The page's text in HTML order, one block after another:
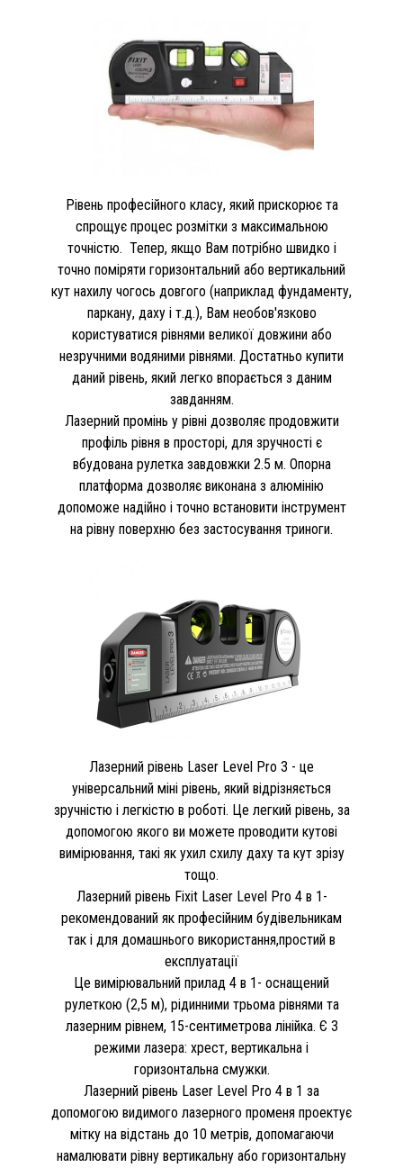
Рівень професійного класу, який прискорює та
спрощує процес розмітки з максимальною
точністю. Тепер, якщо Вам потрібно швидко і
точно поміряти горизонтальний або вертикальний
кут нахилу чогось довгого (наприклад фундаменту,
паркану, даху і т.д.), Вам необов'язково
користуватися рівнями великої довжини або
незручними водяними рівнями. Достатньо купити
даний рівень, який легко впорається з даним
завданням.
Лазерний промінь у рівні дозволяє продовжити
профіль рівня в просторі, для зручності є
вбудована рулетка завдовжки 2.5 м. Опорна
платформа дозволяє виконана з алюмінію
допоможе надійно і точно встановити інструмент
на рівну поверхню без застосування триноги.
Лазерний рівень Laser Level Pro 3 - це
універсальний міні рівень, який відрізняється
зручністю і легкістю в роботі. Це легкий рівень, за
допомогою якого ви можете проводити кутові
вимірювання, такі як ухил схилу даху та кут зрізу
тощо.
Лазерний рівень Fixit Laser Level Pro 4 в 1-
рекомендований як професійним будівельникам
так і для домашнього використання,простий в
експлуатації
Це вимірювальний прилад 4 в 1- оснащений
рулеткою (2,5 м), рідинними трьома рівнями та
лазерним рівнем, 15-сентиметрова лінійка. Є 3
режими лазера: хрест, вертикальна і
горизонтальна смужки.
Лазерний рівень Laser Level Pro 4 в 1 за
допомогою видимого лазерного променя проектує
мітку на відстань до 10 метрів, допомагаючи
намалювати рівну вертикальну або горизонтальну